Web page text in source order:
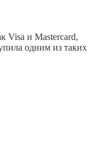
Visa и Mastercard,
одним из таких